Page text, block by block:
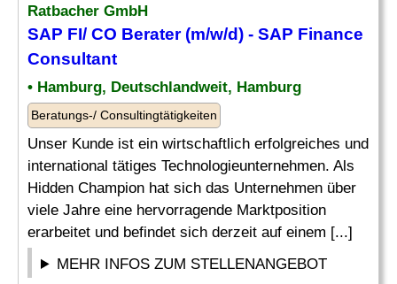
Ratbacher GmbH
SAP FI/ CO Berater(m/w/d) - SAP Finance
Consultant
• Hamburg, Deutschlandweit, Hamburg
Beratungs-/ Consultingtätigkeiten
Unser Kunde ist ein wirtschaftlich erfolgreiches und
international tätiges Technologieunternehmen. Als
Hidden Champion hat sich das Unternehmen über
viele Jahre eine hervorragende Marktposition
erarbeitet und befindet sich derzeit auf einem [...]
MEHR INFOS ZUM STELLENANGEBOT